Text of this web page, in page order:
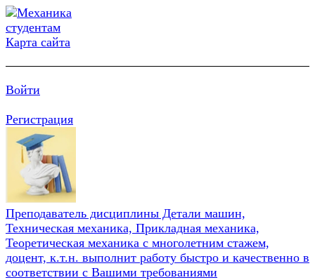
Карта сайта
Войти
Регистрация
Преподаватель дисциплины Детали машин,
Техническая механика, Прикладная механика,
Теоретическая механика с многолетним стажем,
доцент, к.т.н. выполнит работу быстро и качественно в
соответствии с Вашими требованиями